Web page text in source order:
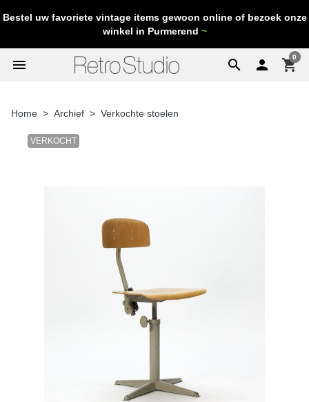
Bestel uw favoriete vintage items gewoon online of bezoek onze
winkel in Purmerend ~
search
menu  shopping_cart
0
Home Archief Verkochte stoelen
VERKOCHT